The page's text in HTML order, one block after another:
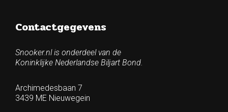
Contactgegevens
Snooker.nl is onderdeel van de
Koninklijke Nederlandse Biljart Bond.
Archimedesbaan 7
3439 ME Nieuwegein